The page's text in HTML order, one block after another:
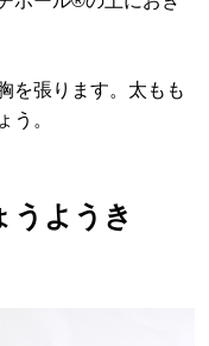
を張ります。太もも
う。
うようき